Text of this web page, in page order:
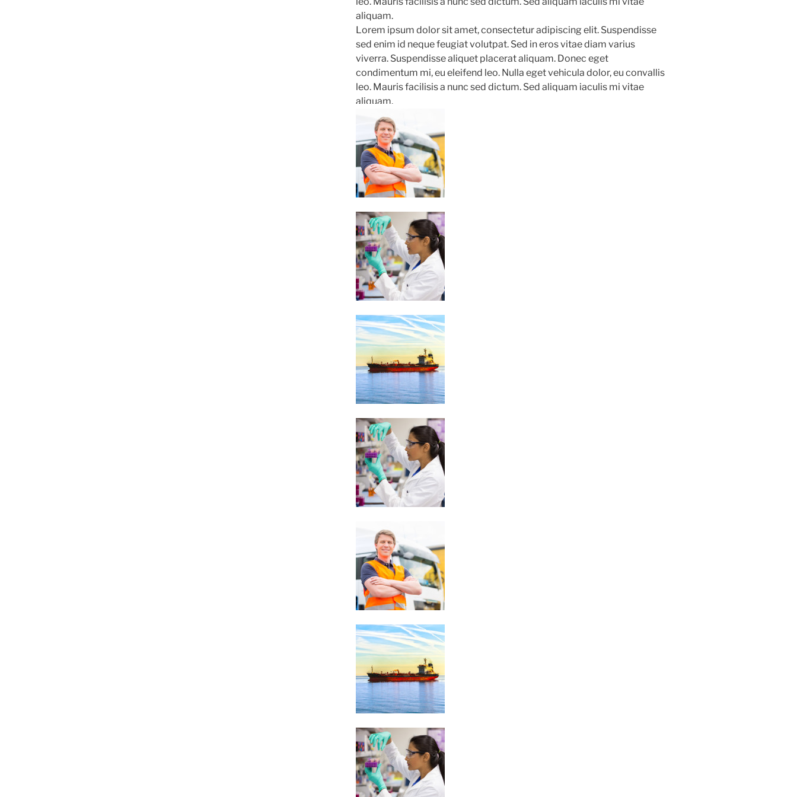
aliquam.
Lorem ipsum dolor sit amet, consectetur adipiscing elit. Suspendisse
sed enim id neque feugiat volutpat. Sed in eros vitae diam varius
viverra. Suspendisse aliquet placerat aliquam. Donec eget
condimentum mi, eu eleifend leo. Nulla eget vehicula dolor, eu convallis
leo. Mauris facilisis a nunc sed dictum. Sed aliquam iaculis mi vitae
aliquam.